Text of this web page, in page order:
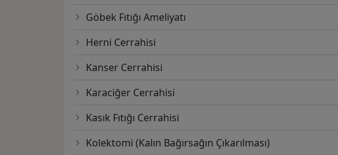
Göbek Fıtığı Ameliyatı
Herni Cerrahisi
Kanser Cerrahisi
Karaciğer Cerrahisi
Kasık Fıtığı Cerrahisi
Kolektomi (Kalın Bağırsağın Çıkarılması)